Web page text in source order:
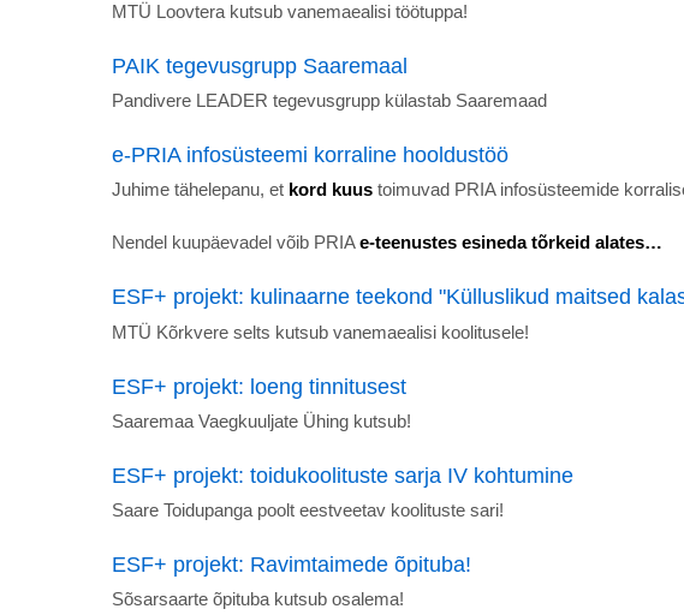
MTÜ Loovtera kutsub vanemaealisi töötuppa!
PAIK tegevusgrupp Saaremaal
Pandivere LEADER tegevusgrupp külastab Saaremaad
e-PRIA infosüsteemi korraline hooldustöö
Juhime tähelepanu, et kord kuus toimuvad PRIA infosüsteemide
Nendel kuupäevadel võib PRIAe-teenustes esineda tõrkeid alates…
ESF+ projekt: kulinaarne teekond "Külluslikud maitsed
MTÜ Kõrkvere selts kutsub vanemaealisi koolitusele!
ESF+ projekt: loeng tinnitusest
Saaremaa Vaegkuuljate Ühing kutsub!
ESF+ projekt: toidukoolituste sarja IV kohtumine
Saare Toidupanga poolt eestveetav koolituste sari!
ESF+ projekt: Ravimtaimede õpituba!
Sõsarsaarte õpituba kutsub osalema!